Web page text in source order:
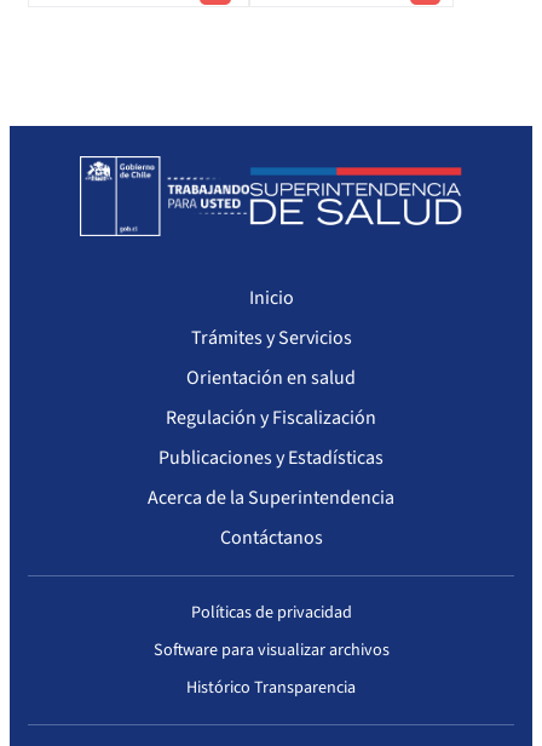
Inicio
Trámites y Servicios
Orientación en salud
Regulación y Fiscalización
Publicaciones y Estadísticas
Acerca de la Superintendencia
Contáctanos
Políticas de privacidad
Software para visualizar archivos
Histórico Transparencia